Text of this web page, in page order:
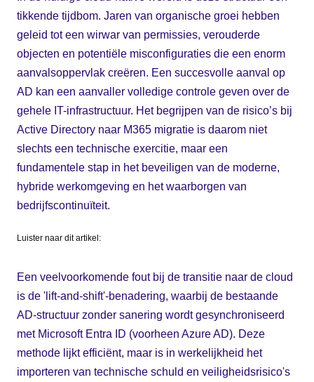
tikkende tijdbom. Jaren van organische groei hebben
geleid tot een wirwar van permissies, verouderde
objecten en potentiële misconfiguraties die een enorm
aanvalsoppervlak creëren. Een succesvolle aanval op
AD kan een aanvaller volledige controle geven over de
gehele IT-infrastructuur. Het begrijpen van de risico’s bij
Active Directory naar M365 migratie is daarom niet
slechts een technische exercitie, maar een
fundamentele stap in het beveiligen van de moderne,
hybride werkomgeving en het waarborgen van
bedrijfscontinuïteit.
Luister naar dit artikel:
Een veelvoorkomende fout bij de transitie naar de cloud
is de 'lift-and-shift'-benadering, waarbij de bestaande
AD-structuur zonder sanering wordt gesynchroniseerd
met Microsoft Entra ID (voorheen Azure AD). Deze
methode lijkt efficiënt, maar is in werkelijkheid het
importeren van technische schuld en veiligheidsrisico's